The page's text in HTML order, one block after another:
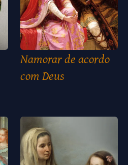
Namorar de acordo
com Deus